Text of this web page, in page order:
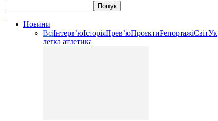
Новини
ВсіІнтерв’юІсторіяПрев’юПроєктиРепортажіСвіт
легка атлетика